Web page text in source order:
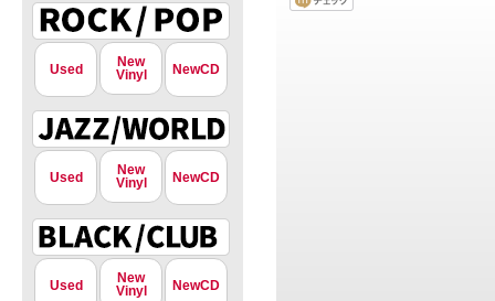
Used
New
Vinyl
NewCD
Used
New
Vinyl
NewCD
Used
New
Vinyl
NewCD